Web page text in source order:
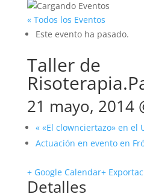
« Todos los Eventos
Este evento ha pasado.
Taller de
21 mayo, 2014
««El clownciertazo» en el
Actuación en evento en
+ Google Calendar+
Detalles